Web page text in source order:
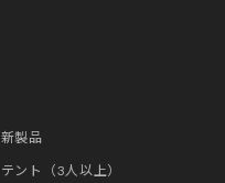
新製品
テント（3人以上）